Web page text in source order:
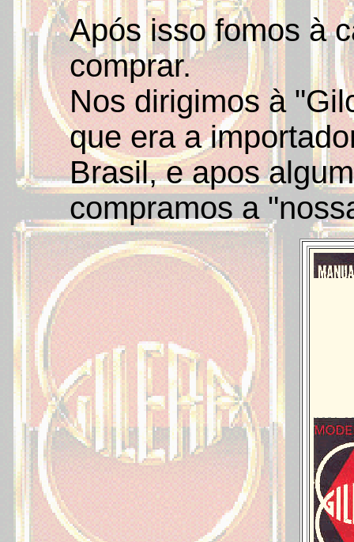
Após isso fomos à
comprar.
Nos dirigimos à
que era a
Brasil, e apos
compramos a